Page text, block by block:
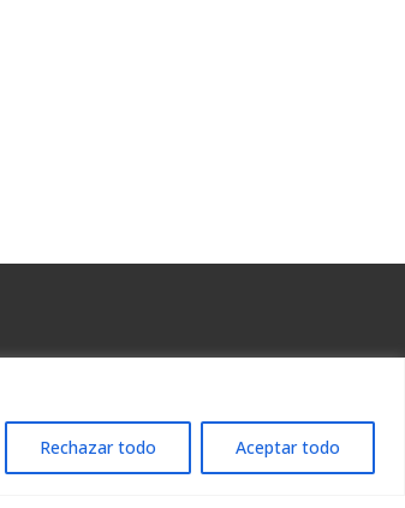
Rechazar todo Aceptar todo